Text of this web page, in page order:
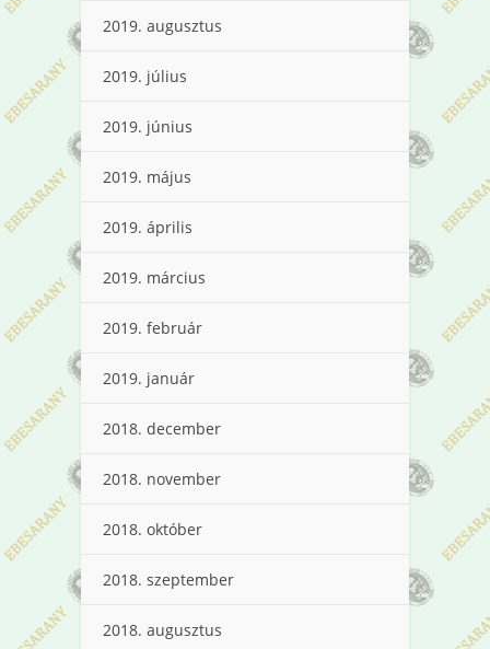
2019. augusztus
2019. július
2019. június
2019. május
2019. április
2019. március
2019. február
2019. január
2018. december
2018. november
2018. október
2018. szeptember
2018. augusztus